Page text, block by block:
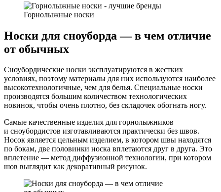
Горнолыжные носки
Носки для сноуборда — в чем отличие
от обычных
Сноубордические носки эксплуатируются в жестких
условиях, поэтому материалы для них используются наиболее
высокотехнологичные, чем для белья. Специальные носки
производятся большим количеством технологических
новинок, чтобы очень плотно, без складочек обогнать ногу.
Самые качественные изделия для горнолыжников
и сноубордистов изготавливаются практически без швов.
Носок является цельным изделием, в котором швы находятся
по бокам, две половинки носка вплетаются друг в друга. Это
вплетение — метод диффузионной технологии, при котором
шов выглядит как декоративный рисунок.